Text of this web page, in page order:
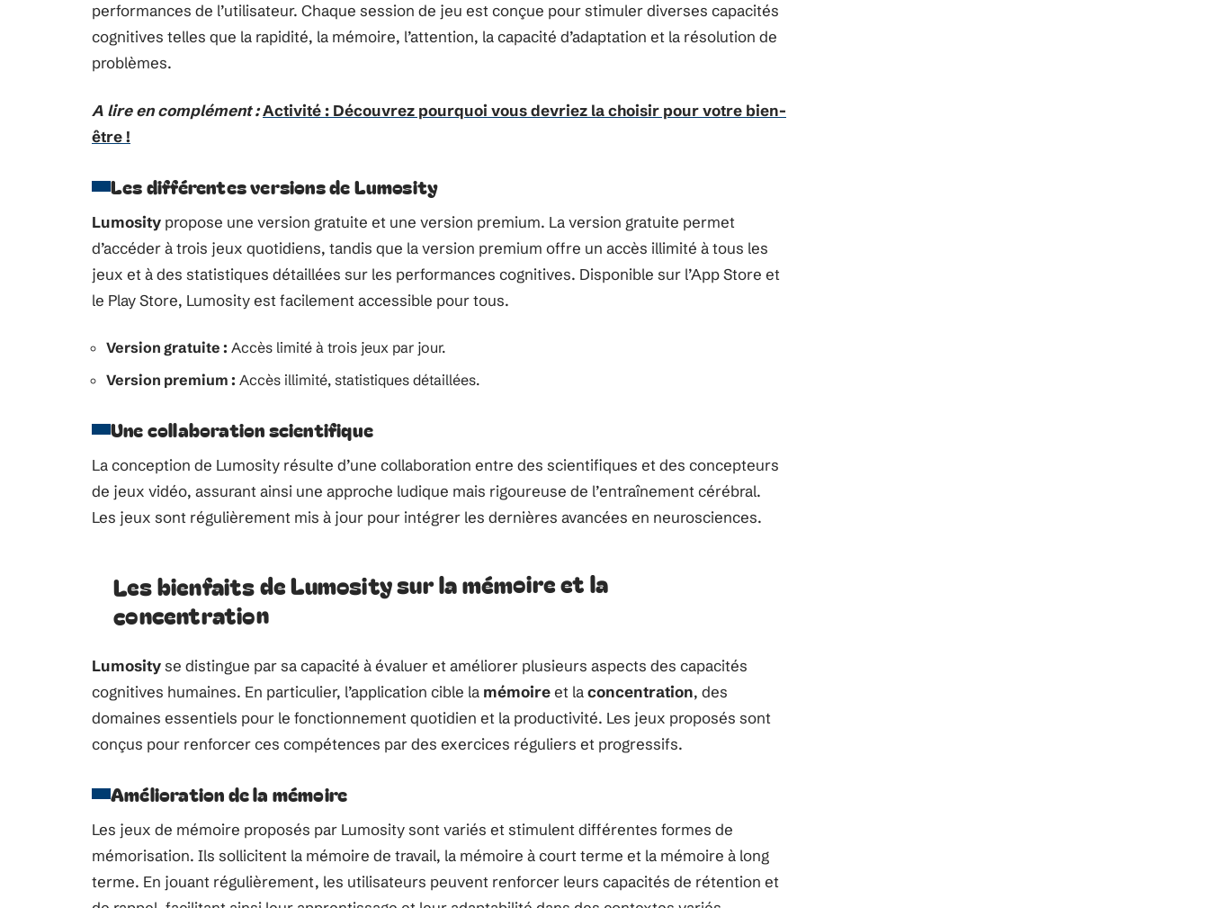
performances de l’utilisateur. Chaque session de jeu est conçue pour stimuler diverses capacités
cognitives telles que la rapidité, la mémoire, l’attention, la capacité d’adaptation et la résolution de
problèmes.
A lire en complément :Activité : Découvrez pourquoi vous devriez la choisir pour votre bien-
être !
Les différentes versions de Lumosity
Lumosity propose une version gratuite et une version premium. La version gratuite permet
d’accéder à trois jeux quotidiens, tandis que la version premium offre un accès illimité à tous les
jeux et à des statistiques détaillées sur les performances cognitives. Disponible sur l’App Store et
le Play Store, Lumosity est facilement accessible pour tous.
Version gratuite : Accès limité à trois jeux par jour.
Version premium : Accès illimité, statistiques détaillées.
Une collaboration scientifique
La conception de Lumosity résulte d’une collaboration entre des scientifiques et des concepteurs
de jeux vidéo, assurant ainsi une approche ludique mais rigoureuse de l’entraînement cérébral.
Les jeux sont régulièrement mis à jour pour intégrer les dernières avancées en neurosciences.
Les bienfaits de Lumosity sur la mémoire et la
concentration
Lumosityse distingue par sa capacité à évaluer et améliorer plusieurs aspects des capacités
cognitives humaines. En particulier, l’application cible la mémoireet laconcentration, des
domaines essentiels pour le fonctionnement quotidien et la productivité. Les jeux proposés sont
conçus pour renforcer ces compétences par des exercices réguliers et progressifs.
Amélioration de la mémoire
Les jeux de mémoire proposés par Lumosity sont variés et stimulent différentes formes de
mémorisation. Ils sollicitent la mémoire de travail, la mémoire à court terme et la mémoire à long
terme. En jouant régulièrement, les utilisateurs peuvent renforcer leurs capacités de rétention et